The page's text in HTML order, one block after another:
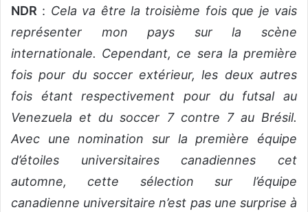
NDR : Cela va être la troisième fois que je vais
représenter mon pays sur la scène
internationale. Cependant, ce sera la première
fois pour du soccer extérieur, les deux autres
fois étant respectivement pour du futsal au
Venezuela et du soccer 7 contre 7 au Brésil.
Avec une nomination sur la première équipe
d’étoiles universitaires canadiennes cet
automne, cette sélection sur l’équipe
canadienne universitaire n’est pas une surprise à